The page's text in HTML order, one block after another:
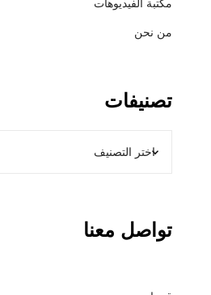
مكتبة الفيديوهات
من نحن
تصنيفات
تواصل معنا